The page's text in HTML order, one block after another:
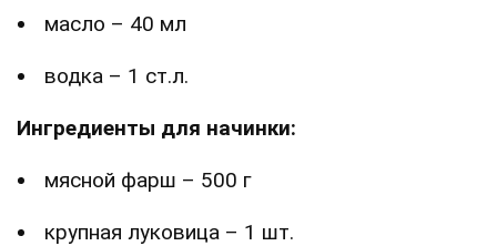
масло – 40 мл
водка – 1 ст.л.
Ингредиенты для начинки:
мясной фарш – 500 г
крупная луковица – 1 шт.